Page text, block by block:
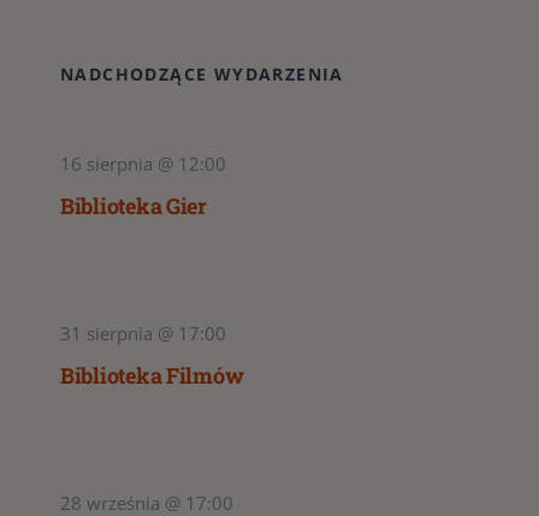
NADCHODZĄCE WYDARZENIA
16 sierpnia @ 12:00
Biblioteka Gier
31 sierpnia @ 17:00
Biblioteka Filmów
28 września @ 17:00